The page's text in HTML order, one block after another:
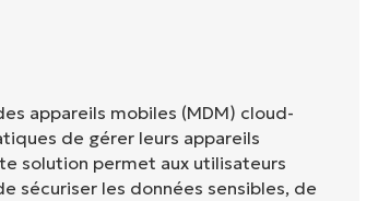
appareils mobiles (MDM) cloud-
de gérer leurs appareils
solution permet aux utilisateurs
sécuriser les données sensibles, de